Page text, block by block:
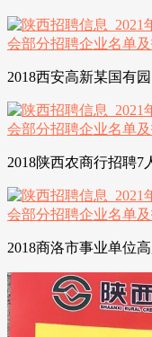
2018西安高新某国有
2018陕西农商行招聘7
2018商洛市事业单位